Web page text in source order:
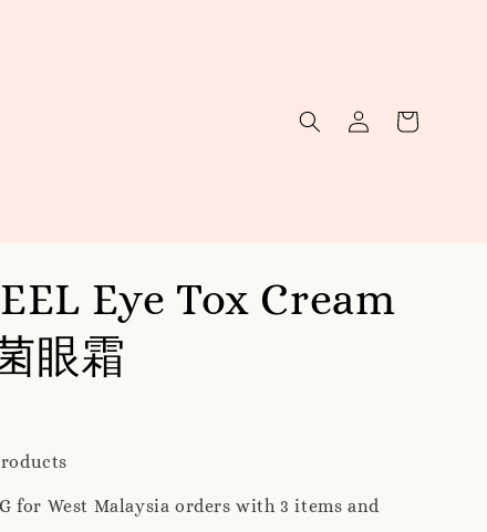
Eye Tox Cream
眼霜
for West Malaysia orders with 3 items and